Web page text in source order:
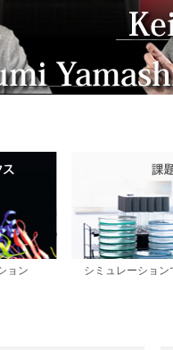
ョン シミュレーショ